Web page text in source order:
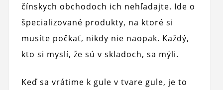
čínskych obchodoch ich nehľadajte. Ide o
špecializované produkty, na ktoré si
musíte počkať, nikdy nie naopak. Každý,
kto si myslí, že sú v skladoch, sa mýli.
Keď sa vrátime k gule v tvare gule, je to